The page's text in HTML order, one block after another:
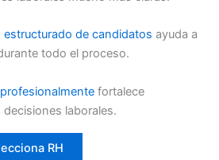
de candidatos ayuda a
todo el proceso.
fortalece
laborales.
RH